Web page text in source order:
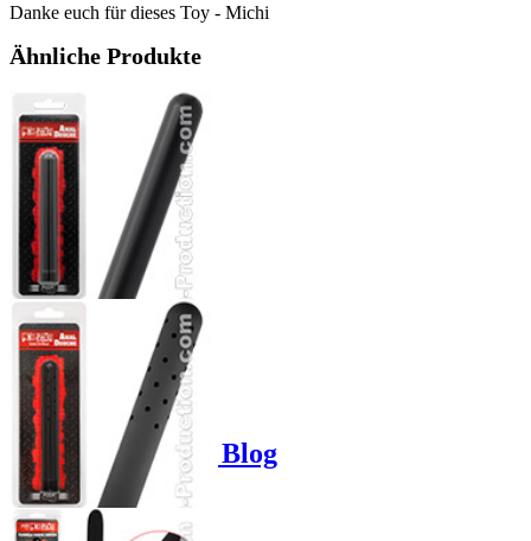
Danke euch für dieses Toy - Michi
Ähnliche Produkte
Product options
Poppers-Shop.de Blog